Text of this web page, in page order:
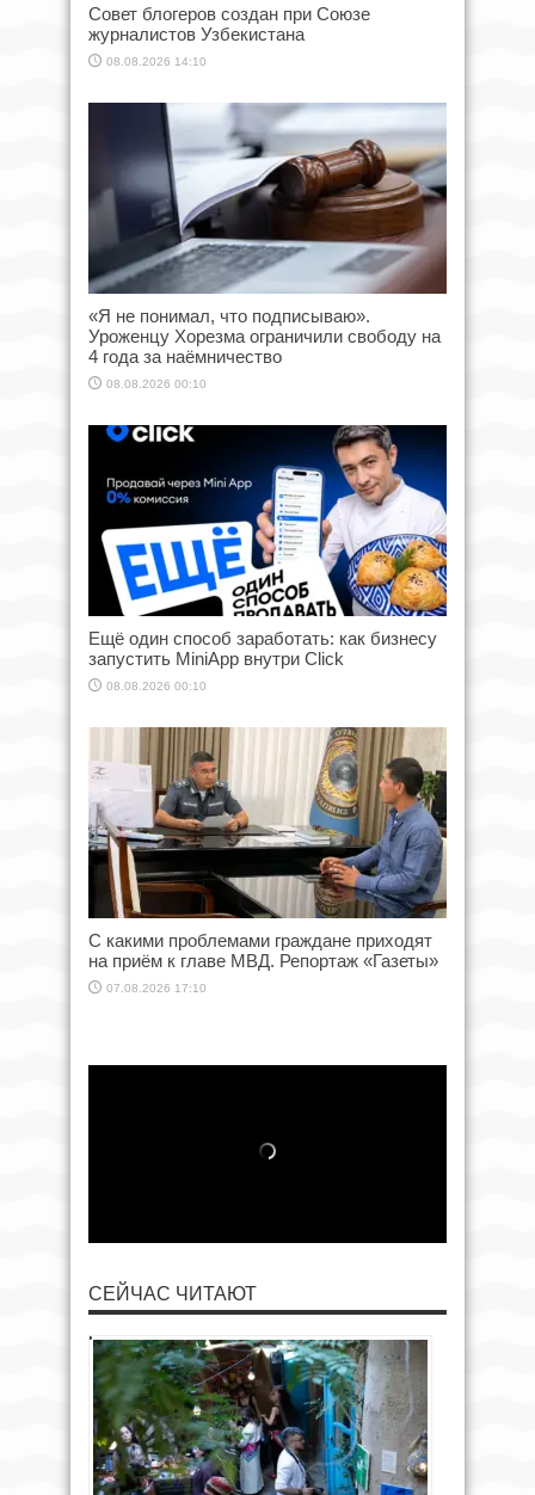
Совет блогеров создан при Союзе
журналистов Узбекистана
08.08.2026 14:10
«Я не понимал, что подписываю».
Уроженцу Хорезма ограничили свободу на
4 года за наёмничество
08.08.2026 00:10
Ещё один способ заработать: как бизнесу
запустить MiniApp внутри Click
08.08.2026 00:10
С какими проблемами граждане приходят
на приём к главе МВД. Репортаж «Газеты»
07.08.2026 17:10
СЕЙЧАС ЧИТАЮТ